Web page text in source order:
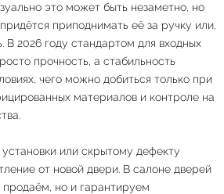
это может быть незаметно, но
приподнимать её за ручку или,
В 2026 году стандартом для входных
прочность, а стабильность
чего можно добиться только при
материалов и контроле на
.
или скрытому дефекту
от новой двери. В салоне дверей
но и гарантируем